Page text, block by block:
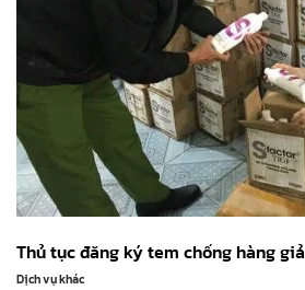
Thủ tục đăng ký tem chống hàng giả
Dịch vụ khác